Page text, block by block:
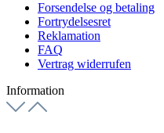
Forsendelse og betaling
Fortrydelsesret
Reklamation
FAQ
Vertrag widerrufen
Information